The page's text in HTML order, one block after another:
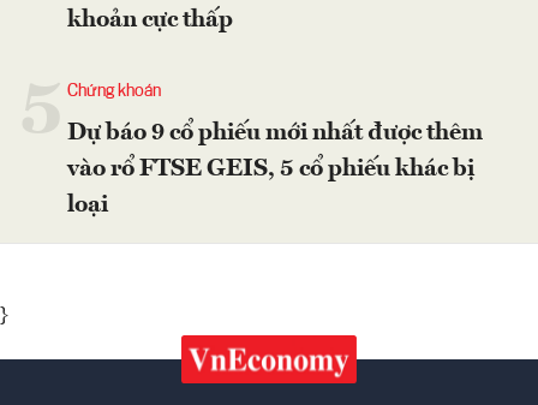
khoản cực thấp
Chứng khoán
Dự báo 9 cổ phiếu mới nhất được thêm
vào rổ FTSE GEIS, 5 cổ phiếu khác bị
loại
}